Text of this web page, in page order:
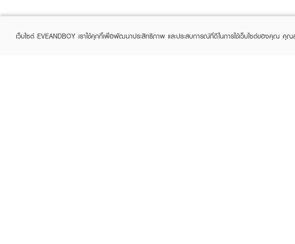
เว็บไซต์ EVEANDBOY เราใช้คุกกี้เพื่อพัฒนาประสิทธิภาพ และประสบการณ์ที่ดีในการใช้เว็บไซต์ของคุณ คุณ